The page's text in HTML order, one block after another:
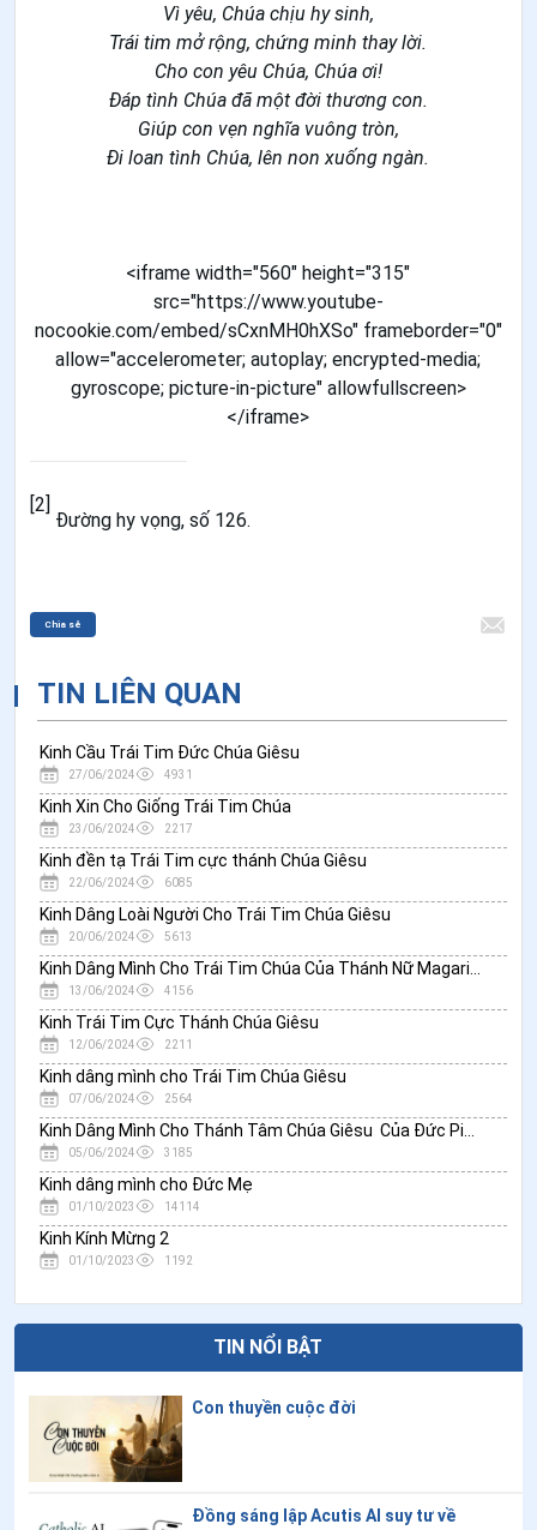
Vì yêu, Chúa chịu hy sinh,
Trái tim mở rộng, chứng minh thay lời.
Cho con yêu Chúa, Chúa ơi!
Đáp tình Chúa đã một đời thương con.
Giúp con vẹn nghĩa vuông tròn,
Đi loan tình Chúa, lên non xuống ngàn.
<iframe width="560" height="315"
src="https://www.youtube-
nocookie.com/embed/sCxnMH0hXSo" frameborder="0"
allow="accelerometer; autoplay; encrypted-media;
gyroscope; picture-in-picture" allowfullscreen>
</iframe>
[2]
Đường hy vọng, số 126.
Chia sẻ
TIN LIÊN QUAN
Kinh Cầu Trái Tim Đức Chúa Giêsu
27/06/2024 4931
Kinh Xin Cho Giống Trái Tim Chúa
23/06/2024 2217
Kinh đền tạ Trái Tim cực thánh Chúa Giêsu
22/06/2024 6085
Kinh Dâng Loài Người Cho Trái Tim Chúa Giêsu
20/06/2024 5613
Kinh Dâng Mình Cho Trái Tim Chúa Của Thánh Nữ Magarita
13/06/2024 4156
Kinh Trái Tim Cực Thánh Chúa Giêsu
12/06/2024 2211
Kinh dâng mình cho Trái Tim Chúa Giêsu
07/06/2024 2564
Kinh Dâng Mình Cho Thánh Tâm Chúa Giêsu Của Đức Piô XI
05/06/2024 3185
Kinh dâng mình cho Đức Mẹ
01/10/2023 14114
Kinh Kính Mừng 2
01/10/2023 1192
TIN NỔI BẬT
Con thuyền cuộc đời
Đồng sáng lập Acutis AI suy tư về